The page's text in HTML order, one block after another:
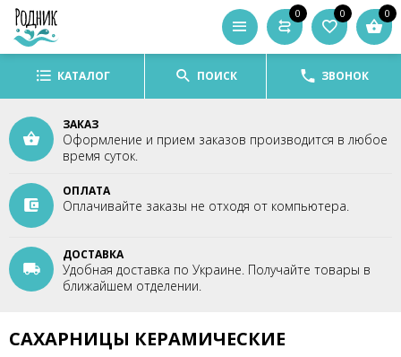
0 0 0
КАТАЛОГ ПОИСК ЗВОНОК
ЗАКАЗ
Оформление и прием заказов производится в любое
время суток.
ОПЛАТА
Оплачивайте заказы не отходя от компьютера.
ДОСТАВКА
Удобная доставка по Украине. Получайте товары в
ближайшем отделении.
САХАРНИЦЫ КЕРАМИЧЕСКИЕ